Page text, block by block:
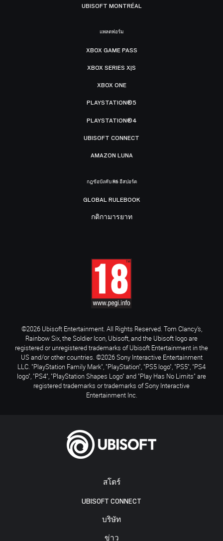
สโตร์
UBISOFT CONNECT
บริษัท
ข่าว
UBISOFT MONTRÉAL
แพลตฟอร์ม
XBOX GAME PASS
XBOX SERIES X|S
XBOX ONE
PLAYSTATION®5
PLAYSTATION®4
UBISOFT CONNECT
AMAZON LUNA
กฎข้อบังคับ R6 อีสปอร์ต
GLOBAL RULEBOOK
กติกามารยาท
©2026 Ubisoft Entertainment. All Rights Reserved. Tom Clancy’s,
Rainbow Six, the Soldier Icon, Ubisoft, and the Ubisoft logo are
registered or unregistered trademarks of Ubisoft Entertainment in the
US and/or other countries. ©2026 Sony Interactive Entertainment
LLC. "PlayStation Family Mark", "PlayStation", "PS5 logo", "PS5", "PS4
logo", "PS4", "PlayStation Shapes Logo" and "Play Has No Limits" are
registered trademarks or trademarks of Sony Interactive
Entertainment Inc.